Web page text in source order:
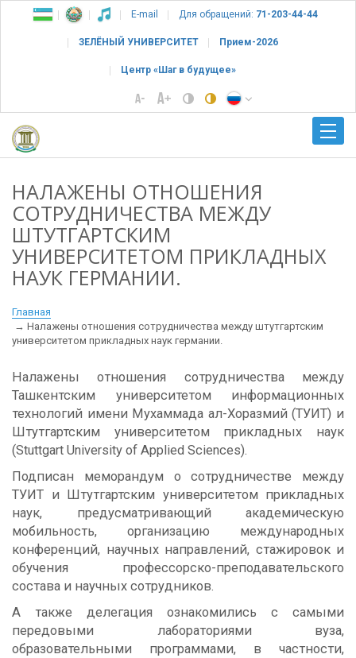
E-mail Для обращений: 71-203-44-44
ЗЕЛЁНЫЙ УНИВЕРСИТЕТ Прием-2026
Центр «Шаг в будущее»
НАЛАЖЕНЫ ОТНОШЕНИЯ
СОТРУДНИЧЕСТВА МЕЖДУ
ШТУТГАРТСКИМ
УНИВЕРСИТЕТОМ ПРИКЛАДНЫХ
НАУК ГЕРМАНИИ.
Главная
Налажены отношения сотрудничества между штутгартским
университетом прикладных наук германии.
Налажены отношения сотрудничества между
Ташкентским университетом информационных
технологий имени Мухаммада ал-Хоразмий (ТУИТ) и
Штутгартским университетом прикладных наук
(Stuttgart University of Applied Sciences).
Подписан меморандум о сотрудничестве между
ТУИТ и Штутгартским университетом прикладных
наук, предусматривающий академическую
мобильность, организацию международных
конференций, научных направлений, стажировок и
обучения профессорско-преподавательского
состава и научных сотрудников.
А также делегация ознакомились с самыми
передовыми лабораториями вуза,
образовательными программами, в частности,